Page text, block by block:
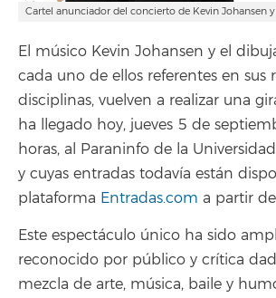
Cartel anunciador del concierto de Kevin Johansen
El músico Kevin Johansen y el
cada uno de ellos referentes en sus
disciplinas, vuelven a realizar una
ha llegado hoy, jueves 5 de
horas, al Paraninfo de la
y cuyas entradas todavía están
plataforma Entradas.com a partir
Este espectáculo único ha sido
reconocido por público y crítica
mezcla de arte, música, baile y